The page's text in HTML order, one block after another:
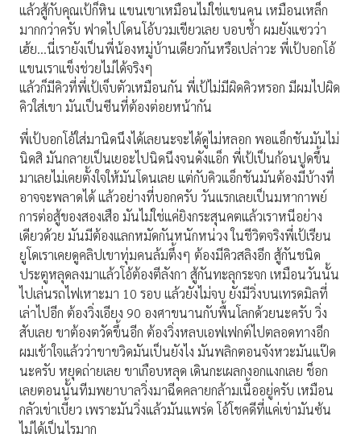
แล้วสู้กับคุณเป้ก็หิน แขนเขาเหมือนไม่ใช่แขนคน เหมือนเหล็ก
มากกว่าครับ ฟาดไปโดนโอ้บวมเขียวเลย บอบช้ำ ผมยังแซวว่า
เฮ้ย…นี่เรายังเป็นพี่น้องหมู่บ้านเดียวกันหรือเปล่าวะ พี่เป้บอกโอ้
แขนเราแข็งช่วยไม่ได้จริงๆ
แล้วก็มีคิวที่พี่เป้เจ็บตัวเหมือนกัน พี่เป้ไม่มีผิดคิวหรอก มีผมไปผิด
คิวใส่เขา มันเป็นซีนที่ต้องต่อยหน้ากัน
พี่เป้บอกโอ้ใส่มานิดนึงได้เลยนะจะได้ดูไม่หลอก พอแอ็กชันมันไม่
นิดสิ มันกลายเป็นเยอะไปนิดนึงจนดังแอ็ก พี่เป้เป็นก้อนปูดขึ้น
มาเลยไม่เคยตั้งใจให้มันโดนเลย แต่กับคิวแอ็กชันมันต้องมีบ้างที่
อาจจะพลาดได้ แล้วอย่างที่บอกครับ วันแรกเลยเป็นมหากาพย์
การต่อสู้ของสองเสือ มันไม่ใช่แค่ยิงกระสุนคตแล้วเราหนีอย่าง
เดียวด้วย มันมีต้องแลกหมัดกันหนักหน่วง ในชีวิตจริงพี่เป้เรียน
ยูโดเราเคยดูคลิปเขาทุ่มคนล้มตึ้งๆ ต้องมีคิวสลิงอีก สู้กันชนิด
ประตูหลุดลงมาแล้วโอ้ต้องตีลังกา สู้กันทะลุกระจก เหมือนวันนั้น
ไปเล่นรถไฟเหาะมา 10 รอบ แล้วยังไม่จบ ยังมีวิ่งบนเทรดมิลที่
เล่าไปอีก ต้องวิ่งเอียง 90 องศาขนานกับพื้นโลกด้วยนะครับ วิ่ง
สับเลย ขาต้องตวัดขึ้นอีก ต้องวิ่งหลบเอฟเฟกต์ไปตลอดทางอีก
ผมเข้าใจแล้วว่าขาขวิดมันเป็นยังไง มันพลิกตอนจังหวะมันแป๊ด
นะครับ หยุดถ่ายเลย ขาเกือบหลุด เดินกะเผลกงอกแงกเลย ช็อก
เลยตอนนั้นทีมพยาบาลวิ่งมาฉีดคลายกล้ามเนื้ออยู่ครับ เหมือน
กลัวเข่าเบี้ยว เพราะมันวิ่งแล้วมันแพร่ด โอ้โชคดีที่แค่เข่ามันซ้น
ไม่ได้เป็นไรมาก